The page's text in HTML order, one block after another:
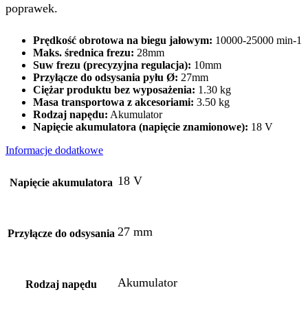
poprawek.
Prędkość obrotowa na biegu jałowym: 10000-25000 min-1
Maks. średnica frezu: 28mm
Suw frezu (precyzyjna regulacja): 10mm
Przyłącze do odsysania pyłu Ø: 27mm
Ciężar produktu bez wyposażenia: 1.30 kg
Masa transportowa z akcesoriami: 3.50 kg
Rodzaj napędu: Akumulator
Napięcie akumulatora (napięcie znamionowe): 18 V
Informacje dodatkowe
Napięcie akumulatora 18 V
Przyłącze do odsysania 27 mm
Rodzaj napędu Akumulator